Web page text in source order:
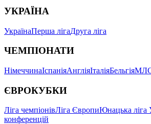
УКРАЇНА
УкраїнаПерша лігаДруга ліга
ЧЕМПІОНАТИ
НімеччинаІспаніяАнгліяІталіяБельгія
ЄВРОКУБКИ
Ліга чемпіонівЛіга ЄвропиЮнацька
конференцій